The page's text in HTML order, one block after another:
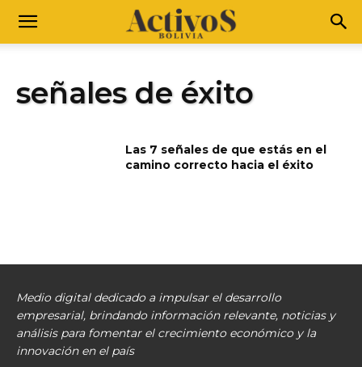
señales de éxito
Las 7 señales de que estás en el
camino correcto hacia el éxito
Medio digital dedicado a impulsar el desarrollo
empresarial, brindando información relevante, noticias y
análisis para fomentar el crecimiento económico y la
innovación en el país